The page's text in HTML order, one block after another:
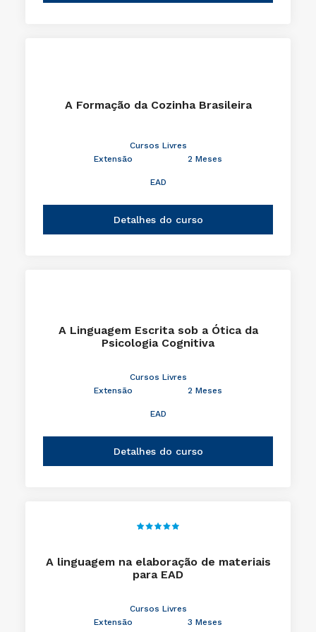
A Formação da Cozinha Brasileira
Cursos Livres
Extensão
2 Meses
EAD
Detalhes do curso
A Linguagem Escrita sob a Ótica da
Psicologia Cognitiva
Cursos Livres
Extensão
2 Meses
EAD
Detalhes do curso
A linguagem na elaboração de materiais
para EAD
Cursos Livres
Extensão
3 Meses